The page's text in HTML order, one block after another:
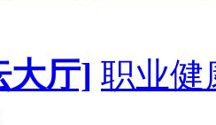
大厅] 职业健